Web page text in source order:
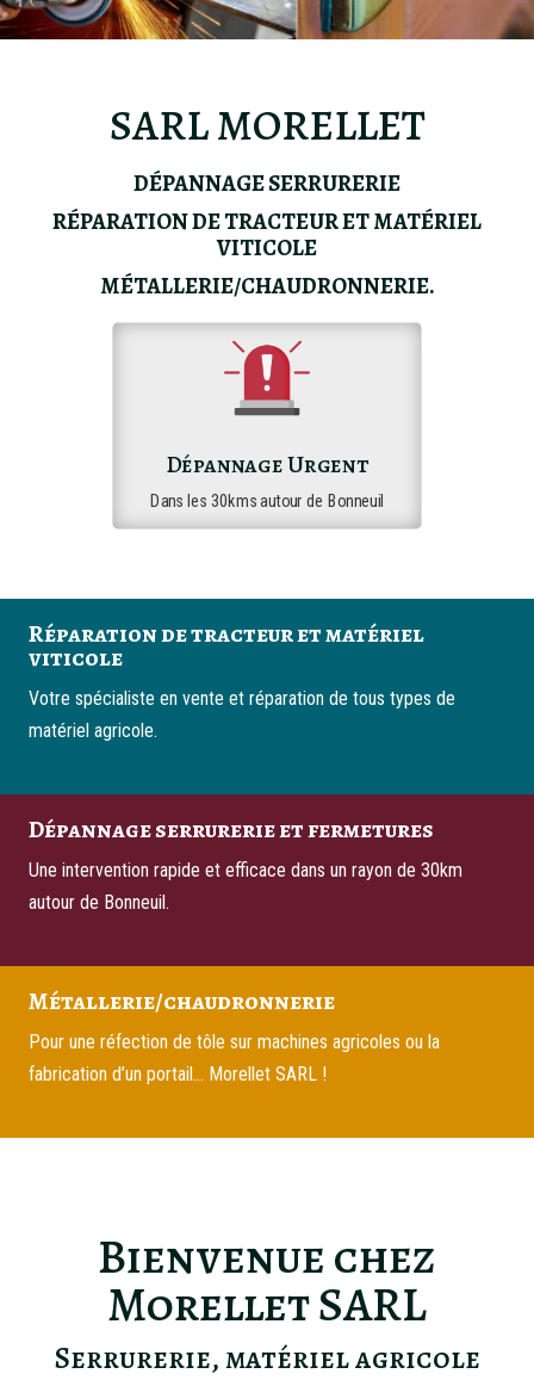
SARL MORELLET
DÉPANNAGE SERRURERIE
RÉPARATION DE TRACTEUR ET MATÉRIEL
VITICOLE
MÉTALLERIE/CHAUDRONNERIE.
Dépannage Urgent
Dans les 30kms autour de Bonneuil
Réparation de tracteur et matériel
viticole
Votre spécialiste en vente et réparation de tous types de
matériel agricole.
Dépannage serrurerie et fermetures
Une intervention rapide et efficace dans un rayon de 30km
autour de Bonneuil.
Métallerie/chaudronnerie
Pour une réfection de tôle sur machines agricoles ou la
fabrication d’un portail… Morellet SARL !
Bienvenue chez
Morellet SARL
Serrurerie, matériel agricole